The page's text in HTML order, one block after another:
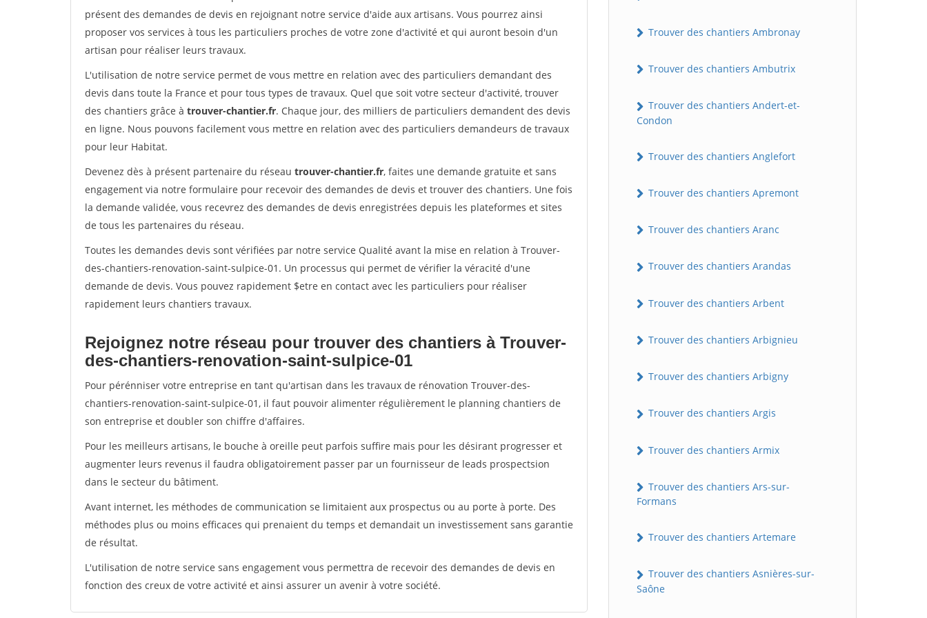
présent des demandes de devis en rejoignant notre service d'aide aux artisans. Vous pourrez ainsi
proposer vos services à tous les particuliers proches de votre zone d'activité et qui auront besoin d'un
artisan pour réaliser leurs travaux.
L'utilisation de notre service permet de vous mettre en relation avec des particuliers demandant des
devis dans toute la France et pour tous types de travaux. Quel que soit votre secteur d'activité, trouver
des chantiers grâce à trouver-chantier.fr. Chaque jour, des milliers de particuliers demandent des devis
en ligne. Nous pouvons facilement vous mettre en relation avec des particuliers demandeurs de travaux
pour leur Habitat.
Devenez dès à présent partenaire du réseau trouver-chantier.fr, faites une demande gratuite et sans
engagement via notre formulaire pour recevoir des demandes de devis et trouver des chantiers. Une fois
la demande validée, vous recevrez des demandes de devis enregistrées depuis les plateformes et sites
de tous les partenaires du réseau.
Toutes les demandes devis sont vérifiées par notre service Qualité avant la mise en relation à Trouver-
des-chantiers-renovation-saint-sulpice-01. Un processus qui permet de vérifier la véracité d'une
demande de devis. Vous pouvez rapidement $etre en contact avec les particuliers pour réaliser
rapidement leurs chantiers travaux.
Rejoignez notre réseau pour trouver des chantiers à Trouver-
des-chantiers-renovation-saint-sulpice-01
Pour pérénniser votre entreprise en tant qu'artisan dans les travaux de rénovation Trouver-des-
chantiers-renovation-saint-sulpice-01, il faut pouvoir alimenter régulièrement le planning chantiers de
son entreprise et doubler son chiffre d'affaires.
Pour les meilleurs artisans, le bouche à oreille peut parfois suffire mais pour les désirant progresser et
augmenter leurs revenus il faudra obligatoirement passer par un fournisseur de leads prospectsion
dans le secteur du bâtiment.
Avant internet, les méthodes de communication se limitaient aux prospectus ou au porte à porte. Des
méthodes plus ou moins efficaces qui prenaient du temps et demandait un investissement sans garantie
de résultat.
L'utilisation de notre service sans engagement vous permettra de recevoir des demandes de devis en
fonction des creux de votre activité et ainsi assurer un avenir à votre société.
Trouver des chantiers Ambronay
Trouver des chantiers Ambutrix
Trouver des chantiers Andert-et-
Condon
Trouver des chantiers Anglefort
Trouver des chantiers Apremont
Trouver des chantiers Aranc
Trouver des chantiers Arandas
Trouver des chantiers Arbent
Trouver des chantiers Arbignieu
Trouver des chantiers Arbigny
Trouver des chantiers Argis
Trouver des chantiers Armix
Trouver des chantiers Ars-sur-
Formans
Trouver des chantiers Artemare
Trouver des chantiers Asnières-sur-
Saône